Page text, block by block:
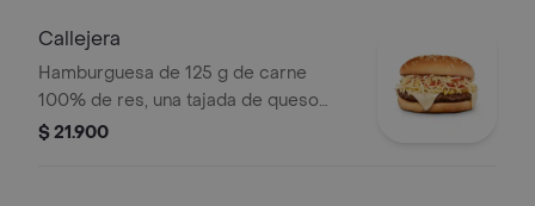
Callejera
Hamburguesa de 125 g de carne
100% de res, una tajada de queso
tipo mozzarella, papas callejera, salsa
$ 21.900